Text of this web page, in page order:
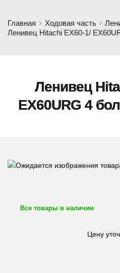
Главная Ходовая часть
Ленивец Hitachi EX60-1/
Ленивец
EX60URG 4
Все товары в наличии
Цену